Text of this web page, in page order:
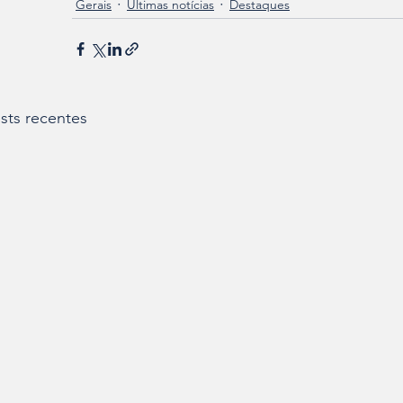
Gerais Últimas notícias Destaques
recentes